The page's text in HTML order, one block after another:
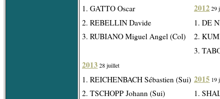
1. GATTO Oscar
2. REBELLIN Davide
3. RUBIANO Miguel Angel (Col)
2013 28 juillet
1. REICHENBACH Sébastien (Sui)
2. TSCHOPP Johann (Sui)
2012 29
1. DE
2.
3.
2015 19
1.